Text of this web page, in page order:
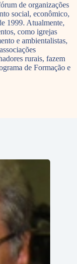
de organizações
social, econômico,
1999. Atualmente,
como igrejas
e ambientalistas,
rurais, fazem
de Formação e